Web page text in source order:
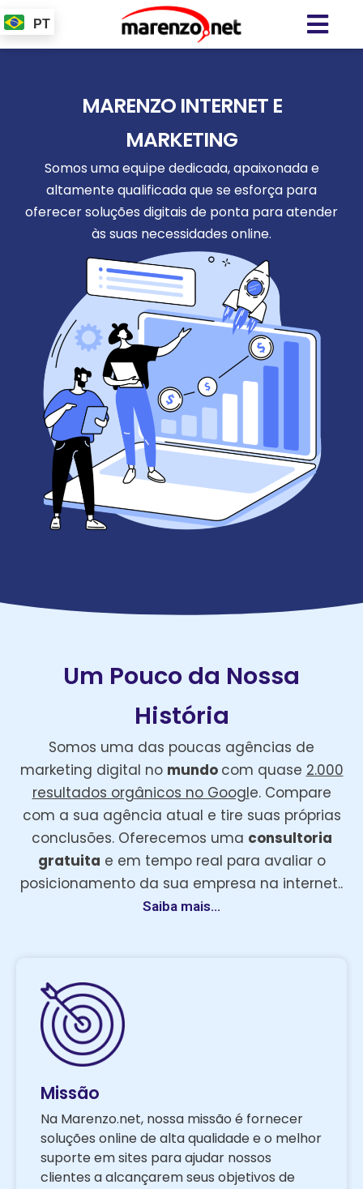
PT
MARENZO INTERNET E
MARKETING
Somos uma equipe dedicada, apaixonada e
altamente qualificada que se esforça para
oferecer soluções digitais de ponta para atender
às suas necessidades online.
Um Pouco da Nossa
História
Somos uma das poucas agências de
marketing digital no mundo com quase 2.000
resultados orgânicos no Google. Compare
com a sua agência atual e tire suas próprias
conclusões. Oferecemos uma consultoria
gratuita e em tempo real para avaliar o
posicionamento da sua empresa na internet..
Saiba mais...
Missão
Na Marenzo.net, nossa missão é fornecer
soluções online de alta qualidade e o melhor
suporte em sites para ajudar nossos
clientes a alcançarem seus objetivos de